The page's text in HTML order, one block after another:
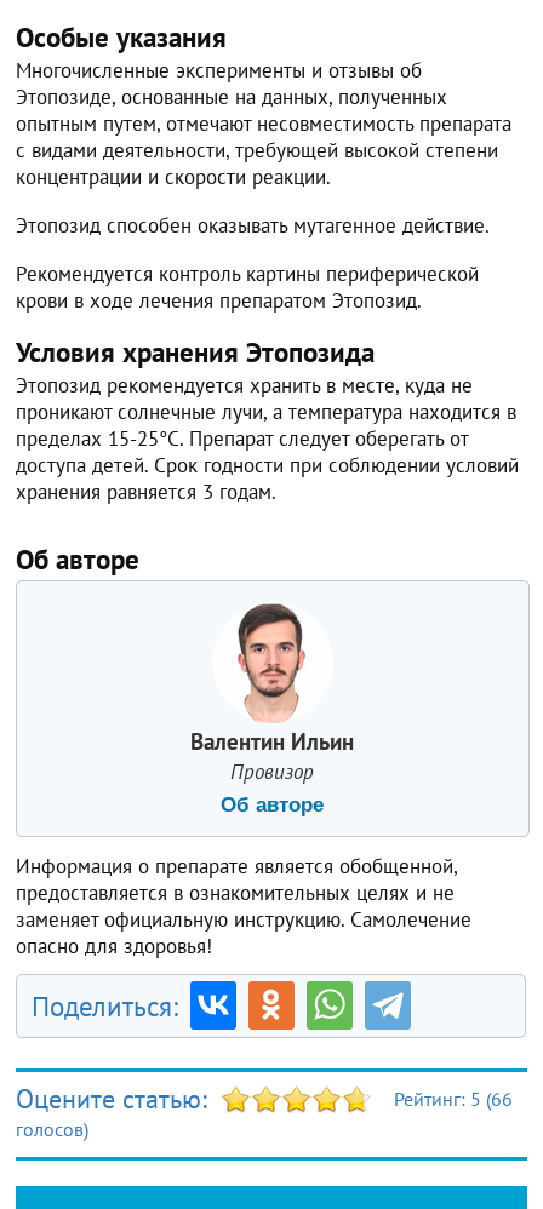
Особые указания
Многочисленные эксперименты и отзывы об
Этопозиде, основанные на данных, полученных
опытным путем, отмечают несовместимость препарата
с видами деятельности, требующей высокой степени
концентрации и скорости реакции.
Этопозид способен оказывать мутагенное действие.
Рекомендуется контроль картины периферической
крови в ходе лечения препаратом Этопозид.
Условия хранения Этопозида
Этопозид рекомендуется хранить в месте, куда не
проникают солнечные лучи, а температура находится в
пределах 15-25°C. Препарат следует оберегать от
доступа детей. Срок годности при соблюдении условий
хранения равняется 3 годам.
Об авторе
Валентин Ильин
Провизор
Об авторе
Информация о препарате является обобщенной,
предоставляется в ознакомительных целях и не
заменяет официальную инструкцию. Самолечение
опасно для здоровья!
Поделиться:
Оцените статью: Рейтинг: 5 (66
голосов)